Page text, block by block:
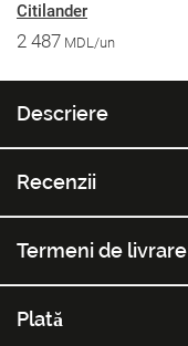
Citilander
2 487 MDL/un
Descriere
Recenzii
Termeni de livrare
Plată